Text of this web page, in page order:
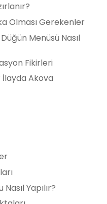
Olması Gerekenler
Menüsü Nasıl
Fikirleri
Akova
Yapılır?